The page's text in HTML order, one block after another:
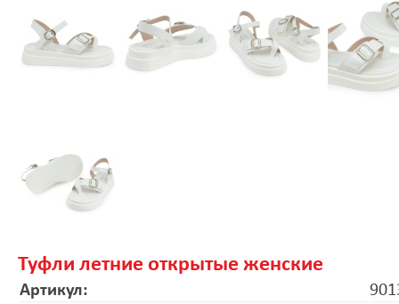
Туфли летние открытые женские
Артикул: